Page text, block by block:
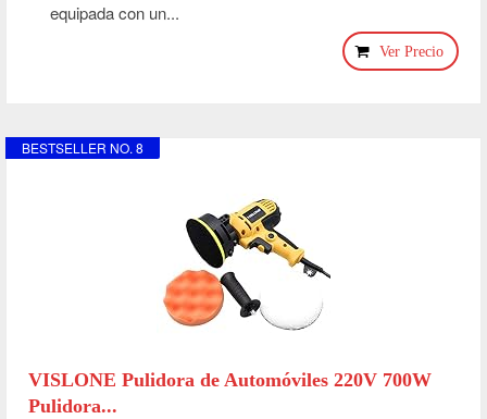
equipada con un...
Ver Precio
BESTSELLER NO. 8
VISLONE Pulidora de Automóviles 220V 700W
Pulidora...